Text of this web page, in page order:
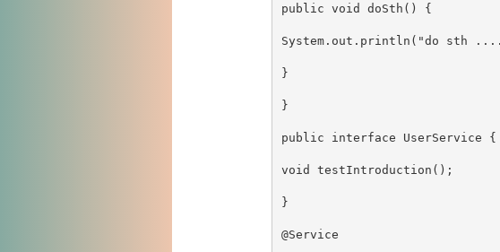
public void doSth() {
System.out.println("do sth
}
}
public interface UserService {
void testIntroduction();
}
@Service